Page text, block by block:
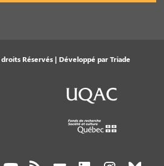
droits Réservés | Développé parTriade